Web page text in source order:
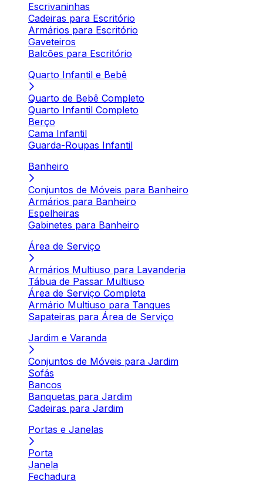
Escrivaninhas
Cadeiras para Escritório
Armários para Escritório
Gaveteiros
Balcões para Escritório
Quarto Infantil e Bebê
Quarto de Bebê Completo
Quarto Infantil Completo
Berço
Cama Infantil
Guarda-Roupas Infantil
Banheiro
Conjuntos de Móveis para Banheiro
Armários para Banheiro
Espelheiras
Gabinetes para Banheiro
Área de Serviço
Armários Multiuso para Lavanderia
Tábua de Passar Multiuso
Área de Serviço Completa
Armário Multiuso para Tanques
Sapateiras para Área de Serviço
Jardim e Varanda
Conjuntos de Móveis para Jardim
Sofás
Bancos
Banquetas para Jardim
Cadeiras para Jardim
Portas e Janelas
Porta
Janela
Fechadura